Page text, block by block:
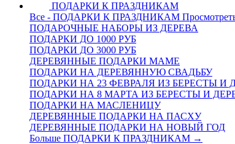
ПОДАРКИ К ПРАЗДНИКАМ
Все - ПОДАРКИ К ПРАЗДНИКАМ
ПОДАРОЧНЫЕ НАБОРЫ ИЗ ДЕРЕВА
ПОДАРКИ ДО 1000 РУБ
ПОДАРКИ ДО 3000 РУБ
ДЕРЕВЯННЫЕ ПОДАРКИ МАМЕ
ПОДАРКИ НА ДЕРЕВЯННУЮ СВАДЬБУ
ПОДАРКИ НА 23 ФЕВРАЛЯ ИЗ БЕРЕСТЫ И
ПОДАРКИ НА 8 МАРТА ИЗ БЕРЕСТЫ И
ПОДАРКИ НА МАСЛЕНИЦУ
ДЕРЕВЯННЫЕ ПОДАРКИ НА ПАСХУ
ДЕРЕВЯННЫЕ ПОДАРКИ НА НОВЫЙ ГОД
Больше ПОДАРКИ К ПРАЗДНИКАМ →